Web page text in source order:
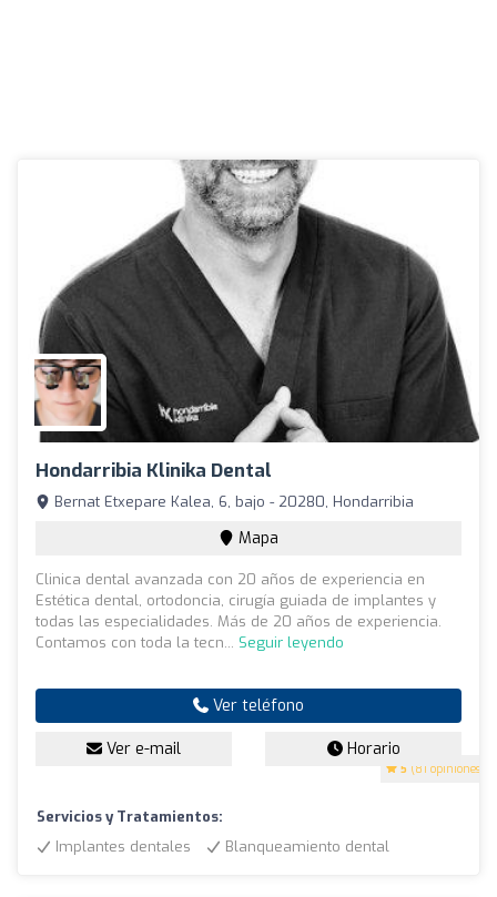
Hondarribia Klinika Dental
5 (81 opiniones)
Bernat Etxepare Kalea, 6, bajo - 20280, Hondarribia
Mapa
Clinica dental avanzada con 20 años de experiencia en
Estética dental, ortodoncia, cirugía guiada de implantes y
todas las especialidades. Más de 20 años de experiencia.
Contamos con toda la tecn... Seguir leyendo
Ver teléfono
Ver e-mail Horario
Servicios y Tratamientos:
Implantes dentales
Blanqueamiento dental